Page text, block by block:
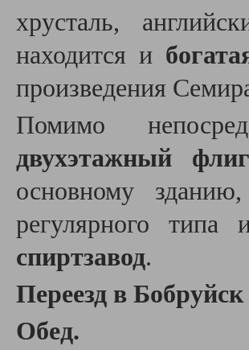
хрусталь,
находится и
произведения
Помимо
двухэтажный
основному
регулярного типа
спиртзавод.
Переезд в Бобруйск
Обед.